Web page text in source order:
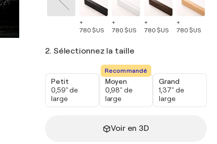
+
780 $US
+
780 $US
+
780 $US
+
780 $US
2. Sélectionnez la taille
Petit
0,59" de
large
Recommandé
Moyen
0,98" de
large
Grand
1,37" de
large
Voir en 3D